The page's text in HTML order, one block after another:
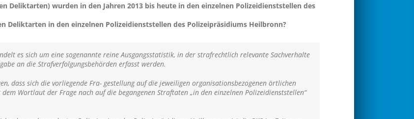
Deliktarten) wurden in den Jahren 2013 bis heute in den einzelnen Polizeidienststellen des
Deliktarten in den einzelnen Polizeidienststellen des Polizeipräsidiums Heilbronn?
es sich um eine sogenannte reine Ausgangsstatistik, in der strafrechtlich relevante Sachverhalte
an die Strafverfolgungsbehörden erfasst werden.
dass sich die vorliegende Fra- gestellung auf die jeweiligen organisationsbezogenen örtlichen
Wortlaut der Frage nach auf die begangenen Straftaten „in den einzelnen Polizeidienststellen“